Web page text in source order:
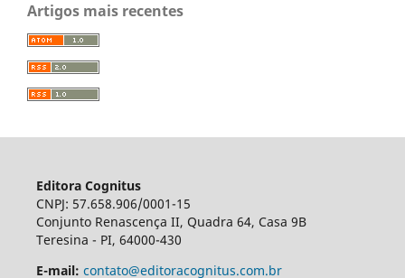
Artigos mais recentes
Editora Cognitus
CNPJ: 57.658.906/0001-15
Conjunto Renascença II, Quadra 64, Casa 9B
Teresina - PI, 64000-430
E-mail: contato@editoracognitus.com.br